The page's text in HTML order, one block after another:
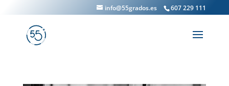
607 229 111
info@55grados.es